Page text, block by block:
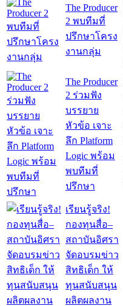
The Producer
2 พบทีมที่
ปรึกษาโครง
งานกลุ่ม
The Producer
2 ร่วมฟัง
บรรยาย
หัวข้อ เจาะ
ลึก Platform
Logic พร้อม
พบทีมที่
ปรึกษา
เรียนรู้จริง!
กองทุนสื่อ–
สถาบันอิศรา
จัดอบรมข่าว
สิทธิเด็ก ให้
ทุนสนับสนุน
ผลิตผลงาน